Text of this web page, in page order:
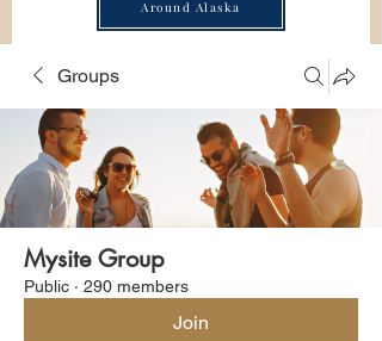
Around Alaska
Groups
Mysite Group
Public · 290 members
Join